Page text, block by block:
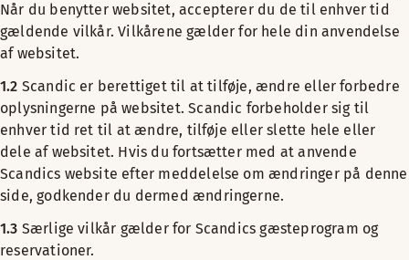
Når du benytter websitet, accepterer du de til enhver tid
gældende vilkår. Vilkårene gælder for hele din anvendelse
af websitet.
1.2 Scandic er berettiget til at tilføje, ændre eller forbedre
oplysningerne på websitet. Scandic forbeholder sig til
enhver tid ret til at ændre, tilføje eller slette hele eller
dele af websitet. Hvis du fortsætter med at anvende
Scandics website efter meddelelse om ændringer på denne
side, godkender du dermed ændringerne.
1.3 Særlige vilkår gælder for Scandics gæsteprogram og
reservationer.